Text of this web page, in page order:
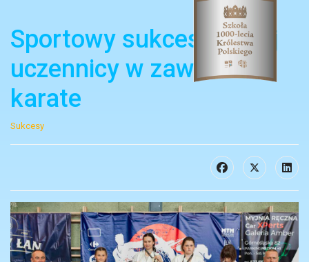
Sportowy sukces naszej
uczennicy w zawodach
karate
Sukcesy